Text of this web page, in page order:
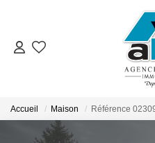
Accueil Maison Référence